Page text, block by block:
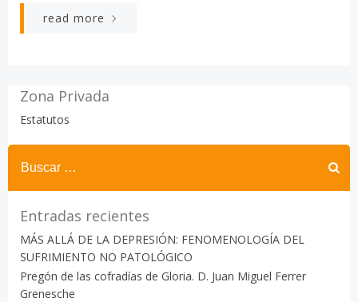
read more
Zona Privada
Estatutos
Buscar:
Entradas recientes
MÁS ALLÁ DE LA DEPRESIÓN: FENOMENOLOGÍA DEL
SUFRIMIENTO NO PATOLÓGICO
Pregón de las cofradías de Gloria. D. Juan Miguel Ferrer
Grenesche